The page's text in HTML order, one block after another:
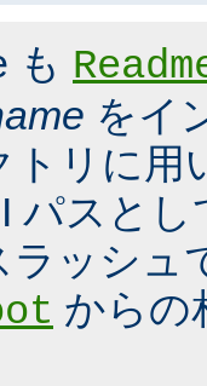
も
をイ
トリに用
パスと
ラッシュ
からの